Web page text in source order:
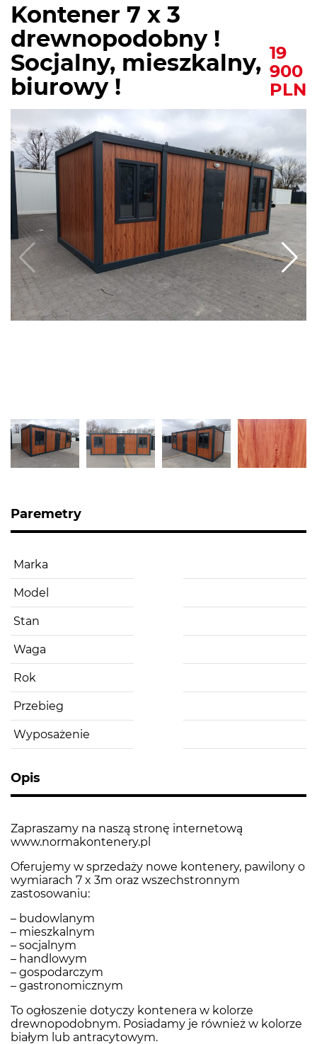
Kontener 7 x 3
drewnopodobny !
Socjalny, mieszkalny,
biurowy !
19
900
PLN
Paremetry
Marka
Model
Stan
Waga
Rok
Przebieg
Wyposażenie
Opis
Zapraszamy na naszą stronę internetową
www.normakontenery.pl
Oferujemy w sprzedaży nowe kontenery, pawilony o
wymiarach 7 x 3m oraz wszechstronnym
zastosowaniu:
– budowlanym
– mieszkalnym
– socjalnym
– handlowym
– gospodarczym
– gastronomicznym
To ogłoszenie dotyczy kontenera w kolorze
drewnopodobnym. Posiadamy je również w kolorze
białym lub antracytowym.